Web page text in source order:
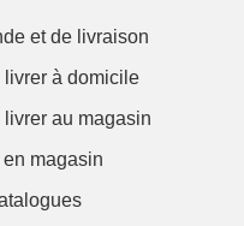
et de livraison
livrer à domicile
au magasin
magasin